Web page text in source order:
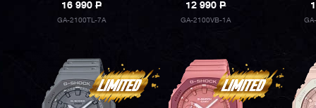
16 990P
GA-2100TL-7A
12 990P
GA-2100VB-1A